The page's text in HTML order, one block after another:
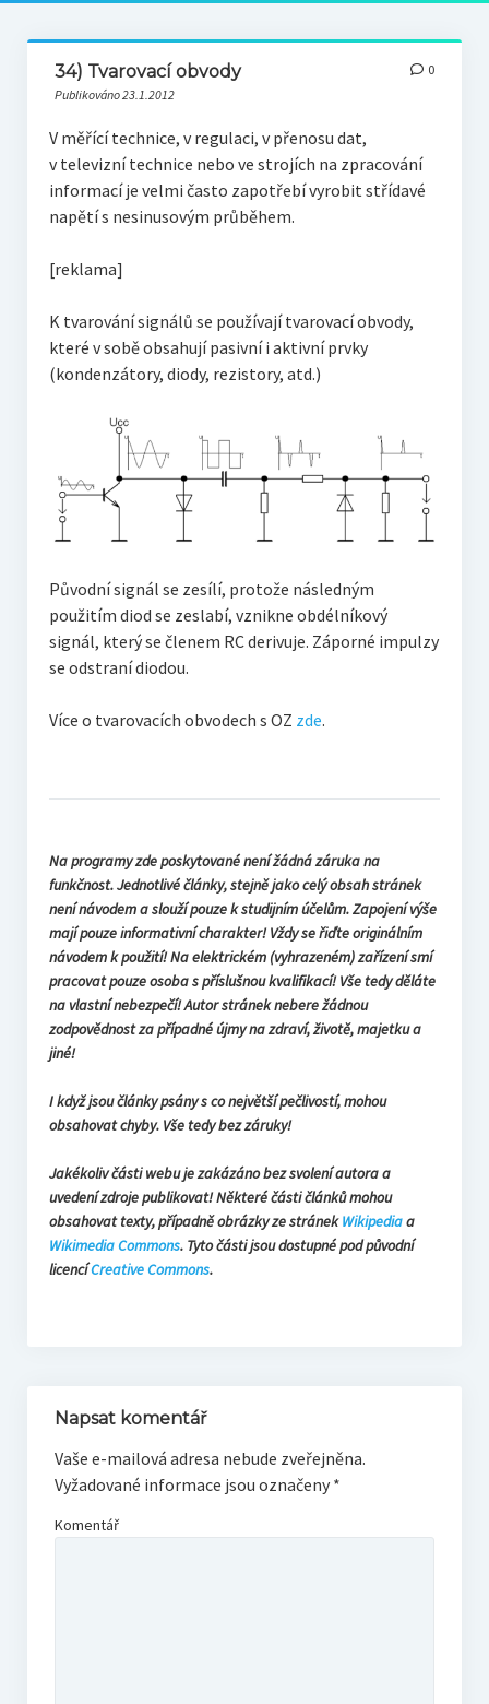
34) Tvarovací obvody
Publikováno 23.1.2012
0
V měřící technice, v regulaci, v přenosu dat,
v televizní technice nebo ve strojích na zpracování
informací je velmi často zapotřebí vyrobit střídavé
napětí s nesinusovým průběhem.
[reklama]
K tvarování signálů se používají tvarovací obvody,
které v sobě obsahují pasivní i aktivní prvky
(kondenzátory, diody, rezistory, atd.)
Původní signál se zesílí, protože následným
použitím diod se zeslabí, vznikne obdélníkový
signál, který se členem RC derivuje. Záporné impulzy
se odstraní diodou.
Více o tvarovacích obvodech s OZ zde.
Na programy zde poskytované není žádná záruka na
funkčnost. Jednotlivé články, stejně jako celý obsah stránek
není návodem a slouží pouze k studijním účelům. Zapojení výše
mají pouze informativní charakter! Vždy se řiďte originálním
návodem k použití! Na elektrickém (vyhrazeném) zařízení smí
pracovat pouze osoba s příslušnou kvalifikací! Vše tedy děláte
na vlastní nebezpečí! Autor stránek nebere žádnou
zodpovědnost za případné újmy na zdraví, životě, majetku a
jiné!
I když jsou články psány s co největší pečlivostí, mohou
obsahovat chyby. Vše tedy bez záruky!
Jakékoliv části webu je zakázáno bez svolení autora a
uvedení zdroje publikovat! Některé části článků mohou
obsahovat texty, případně obrázky ze stránekWikipediaa
Wikimedia Commons. Tyto části jsou dostupné pod původní
licencíCreative Commons.
Napsat komentář
Vaše e-mailová adresa nebude zveřejněna.
Vyžadované informace jsou označeny *
Komentář